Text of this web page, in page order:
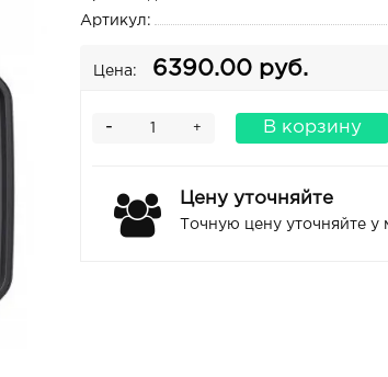
Артикул:
Цена: 6390.00 руб.
+
- В корзину
Цену уточняйте
Точную цену уточняйте у